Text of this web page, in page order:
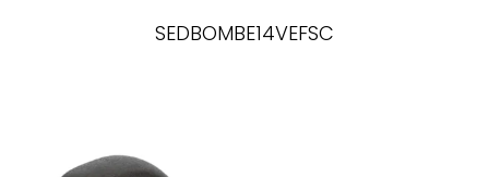
SEDBOMBE14VEFSC